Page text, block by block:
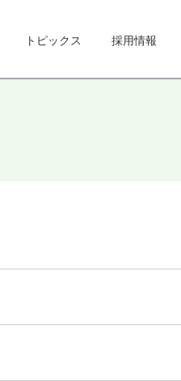
トピックス 採用情報